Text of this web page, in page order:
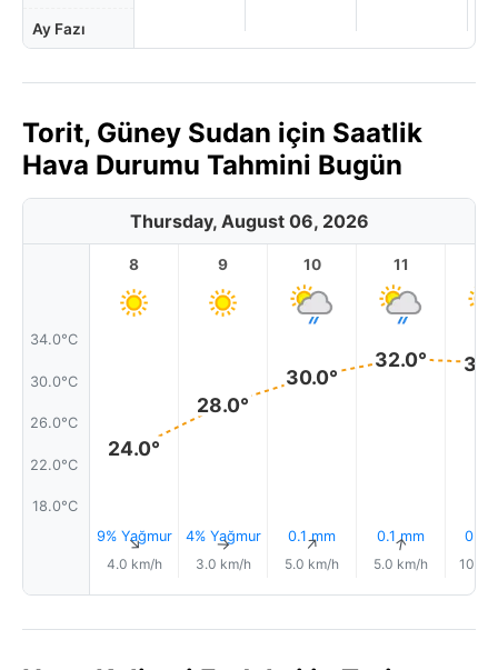
Ay Fazı
Torit, Güney Sudan için Saatlik
Hava Durumu Tahmini Bugün
Thursday, August 06, 2026
34.0°C
30.0°C
26.0°C
22.0°C
18.0°C
8
24.0°
9% Yağmur
↑
4.0 km/h
9
28.0°
4% Yağmur
↑
3.0 km/h
10
30.0°
0.1 mm
↑
5.0 km/h
11
32.0°
0.1 mm
↑
5.0 km/h
0.4
10.0